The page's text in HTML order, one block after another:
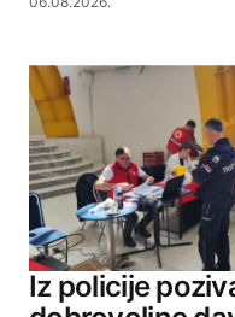
Iz policije